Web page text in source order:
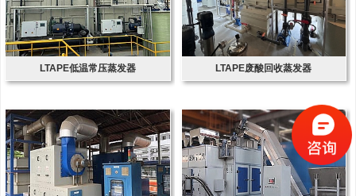
LTAPE低温常压蒸发器 LTAPE废酸回收蒸发器